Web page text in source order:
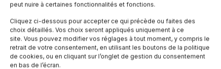
peut nuire à certaines fonctionnalités et fonctions.
Cliquez ci-dessous pour accepter ce qui précède ou faites des
choix détaillés. Vos choix seront appliqués uniquement à ce
site. Vous pouvez modifier vos réglages à tout moment, y compris le
retrait de votre consentement, en utilisant les boutons de la politique
de cookies, ou en cliquant sur l’onglet de gestion du consentement
en bas de l’écran.
dei caruggi, corso di pesto al mortaio) sono il
modo migliore per scoprire i sapori liguri. Con un’
auto a noleggioraggiungi Recco, le Cinque Terre
e l’entroterra.